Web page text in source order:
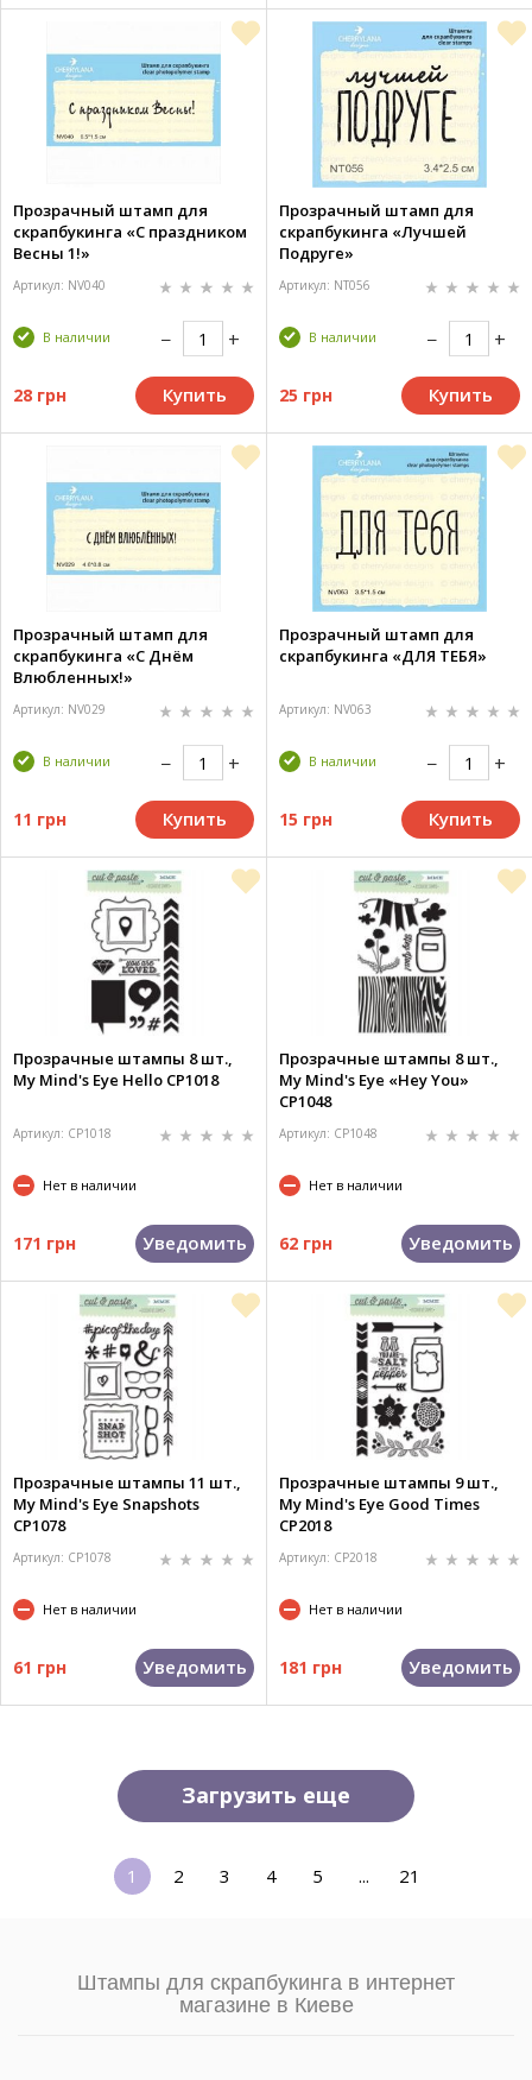
Прозрачный штамп для
скрапбукинга «С праздником
Весны 1!»
Артикул: NV040
В наличии
28 грн Купить
Прозрачный штамп для
скрапбукинга «Лучшей
Подруге»
Артикул: NT056
В наличии
25 грн Купить
Прозрачный штамп для
скрапбукинга «С Днём
Влюбленных!»
Артикул: NV029
В наличии
11 грн Купить
Прозрачный штамп для
скрапбукинга «ДЛЯ ТЕБЯ»
Артикул: NV063
В наличии
15 грн Купить
Прозрачные штампы 8 шт.,
My Mind's Eye Hello CP1018
Артикул: CP1018
Нет в наличии
171 грн Уведомить
Прозрачные штампы 8 шт.,
My Mind's Eye «Hey You»
CP1048
Артикул: CP1048
Нет в наличии
62 грн Уведомить
Прозрачные штампы 11 шт.,
My Mind's Eye Snapshots
CP1078
Артикул: CP1078
Нет в наличии
61 грн Уведомить
Прозрачные штампы 9 шт.,
My Mind's Eye Good Times
CP2018
Артикул: CP2018
Нет в наличии
181 грн Уведомить
Загрузить еще
1 2 3 4 5 ... 21
Штампы для скрапбукинга в интернет
магазине в Киеве